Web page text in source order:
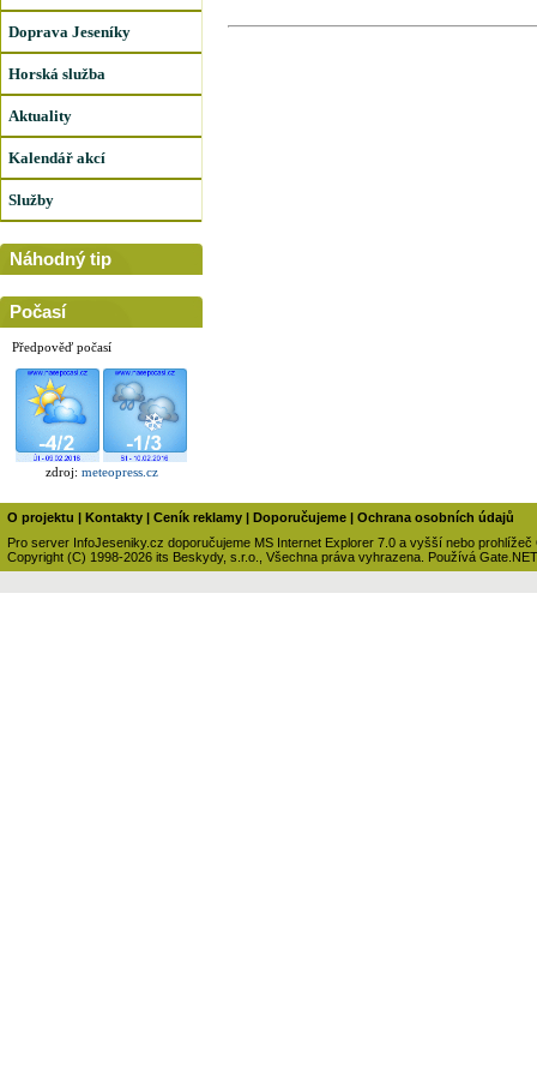
Doprava Jeseníky
Horská služba
Aktuality
Kalendář akcí
Služby
Náhodný tip
Počasí
Předpověď počasí
zdroj: meteopress.cz
O projektu Kontakty Ceník reklamy Doporučujeme
Ochrana osobních údajů
Pro server InfoJeseniky.cz doporučujeme MS Internet Explorer 7.0 a vyšší nebo prohlížeč
Copyright (C) 1998-2026 its Beskydy, s.r.o., Všechna práva vyhrazena. Používá